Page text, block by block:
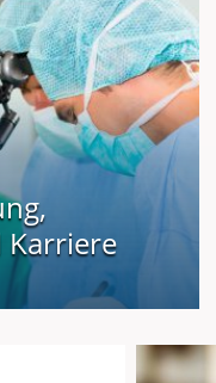
Karriere